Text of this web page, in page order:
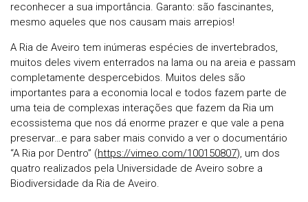
reconhecer a sua importância. Garanto: são fascinantes,
mesmo aqueles que nos causam mais arrepios!
A Ria de Aveiro tem inúmeras espécies de invertebrados,
muitos deles vivem enterrados na lama ou na areia e passam
completamente despercebidos. Muitos deles são
importantes para a economia local e todos fazem parte de
uma teia de complexas interações que fazem da Ria um
ecossistema que nos dá enorme prazer e que vale a pena
preservar…e para saber mais convido a ver o documentário
“A Ria por Dentro” (https://vimeo.com/100150807), um dos
quatro realizados pela Universidade de Aveiro sobre a
Biodiversidade da Ria de Aveiro.